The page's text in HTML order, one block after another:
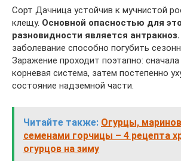
Сорт Дачница устойчив к мучнистой
клещу. Основной опасностью для
разновидности является антракноз.
заболевание способно погубить
Заражение проходит поэтапно:
корневая система, затем постепенно
состояние надземной части.
Читайте также: Огурцы,
семенами горчицы – 4 рецепта
огурцов на зиму